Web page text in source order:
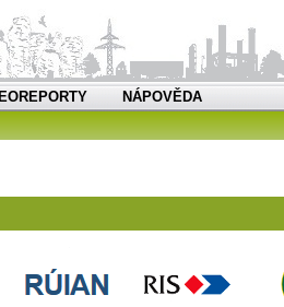
NÁPOVĚDA